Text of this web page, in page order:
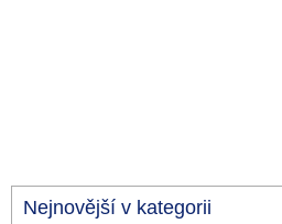
Nejnovější v kategorii